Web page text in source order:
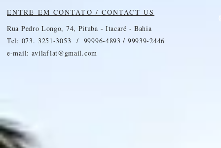
ENTRE EM CONTATO / CONTACT US
Rua Pedro Longo, 74, Pituba - Itacaré - Bahia
Tel: 073. 3251-3053 / 99996-4893 / 99939-2446
e-mail: avilaflat@gmail.com